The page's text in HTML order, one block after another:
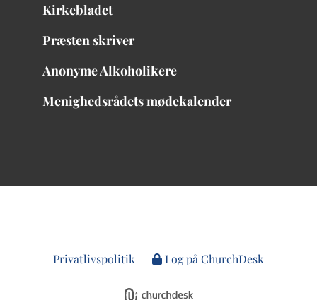
Kirkebladet
Præsten skriver
Anonyme Alkoholikere
Menighedsrådets mødekalender
Privatlivspolitik Log på ChurchDesk